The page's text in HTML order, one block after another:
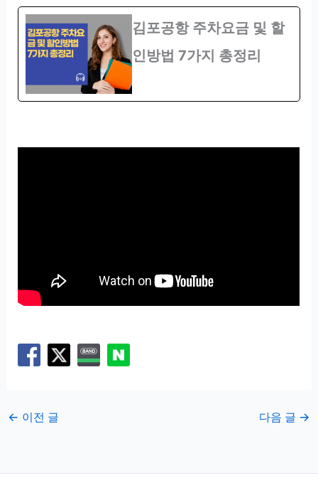
김포공항 주차요금 및 할
인방법 7가지 총정리
← 이전 글 다음 글 →